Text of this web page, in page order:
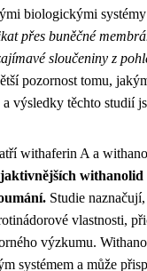
biologickými
přes buněčné
sloučeniny z
pozornost tomu,
výsledky těchto studií
withaferin A a
withanolid
Studie
vlastnosti,
výzkumu.
systémem a může